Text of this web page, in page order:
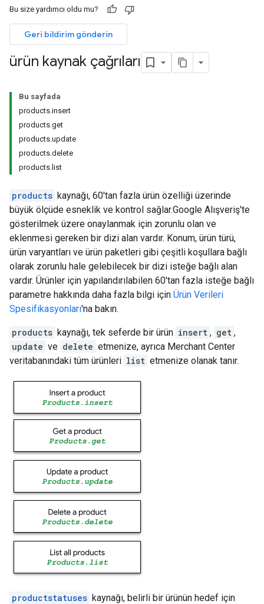
Bu size yardımcı oldu mu?
Geri bildirim gönderin
ürün kaynak çağrıları
Bu sayfada
products.insert
products.get
products.update
products.delete
products.list
products kaynağı, 60'tan fazla ürün özelliği üzerinde
büyük ölçüde esneklik ve kontrol sağlar.Google Alışveriş'te
gösterilmek üzere onaylanmak için zorunlu olan ve
eklenmesi gereken bir dizi alan vardır. Konum, ürün türü,
ürün varyantları ve ürün paketleri gibi çeşitli koşullara bağlı
olarak zorunlu hale gelebilecek bir dizi isteğe bağlı alan
vardır. Ürünler için yapılandırılabilen 60'tan fazla isteğe bağlı
parametre hakkında daha fazla bilgi için Ürün Verileri
Spesifikasyonları'na bakın.
products kaynağı, tek seferde bir ürün insert , get ,
update ve delete etmenize, ayrıca Merchant Center
veritabanındaki tüm ürünleri list etmenize olanak tanır.
productstatuses kaynağı, belirli bir ürünün hedef için